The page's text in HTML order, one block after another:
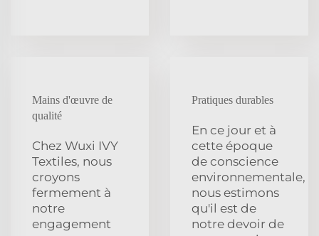
Mains d'œuvre de
qualité
Chez Wuxi IVY
Textiles, nous
croyons
fermement à
notre
engagement
Pratiques durables
En ce jour et à
cette époque
de conscience
environnementale,
nous estimons
qu'il est de
notre devoir de